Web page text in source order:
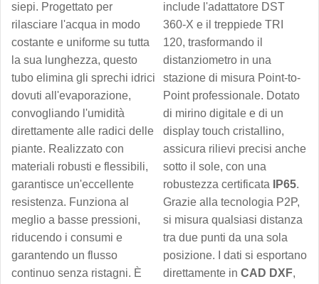
siepi. Progettato per
rilasciare l'acqua in modo
costante e uniforme su tutta
la sua lunghezza, questo
tubo elimina gli sprechi idrici
dovuti all'evaporazione,
convogliando l'umidità
direttamente alle radici delle
piante. Realizzato con
materiali robusti e flessibili,
garantisce un'eccellente
resistenza. Funziona al
meglio a basse pressioni,
riducendo i consumi e
garantendo un flusso
continuo senza ristagni. È
include l'adattatore DST
360-X e il treppiede TRI
120, trasformando il
distanziometro in una
stazione di misura Point-to-
Point professionale. Dotato
di mirino digitale e di un
display touch cristallino,
assicura rilievi precisi anche
sotto il sole, con una
robustezza certificata
IP65.
Grazie alla tecnologia P2P,
si misura qualsiasi distanza
tra due punti da una sola
posizione. I dati si esportano
direttamente in CAD DXF,